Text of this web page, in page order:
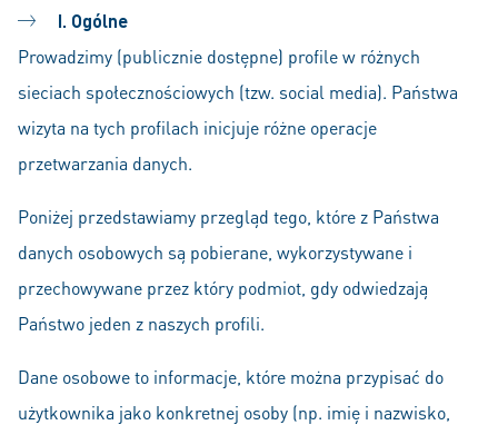
I. Ogólne
Prowadzimy (publicznie dostępne) profile w różnych
sieciach społecznościowych (tzw. social media). Państwa
wizyta na tych profilach inicjuje różne operacje
przetwarzania danych.
Poniżej przedstawiamy przegląd tego, które z Państwa
danych osobowych są pobierane, wykorzystywane i
przechowywane przez który podmiot, gdy odwiedzają
Państwo jeden z naszych profili.
Dane osobowe to informacje, które można przypisać do
użytkownika jako konkretnej osoby (np. imię i nazwisko,